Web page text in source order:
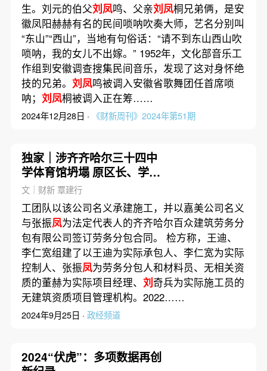
生。刘元的伯父刘凤鸣、父亲刘凤桐兄弟俩，是安
徽凤阳赫赫有名的民间唢呐吹奏大师，艺名分别叫
“东山”“西山”，当地有句俗话：“请不到东山西山吹
唢呐，我的女儿不出嫁。” 1952年，文化部音乐工
作组到安徽调查搜集民间音乐，发现了这对身怀绝
技的兄弟。 刘凤鸣被调入安徽省歌舞团任首席唢
呐； 刘凤桐被调入正在筹……
2024年12月28日 · 《财新周刊》2024年第51期
独家｜涉齐齐哈尔三十四中
学体育馆坍塌 原区长、学校
书记等14人被公诉
文｜财新 覃建行
工团队以该公司名义承建施工，并以嘉美公司名义
与张振凤为法定代表人的齐齐哈尔百众建筑劳务分
包有限公司签订劳务分包合同。 检方称，王迪、
李仁宽组建了以王迪为实际承包人、李仁宽为实际
控制人、张振凤为劳务分包人和材料员、无相关资
质的董赫为实际项目经理、 刘奇兵为实际施工员的
无建筑资质项目管理机构。2022……
2024年9月25日 · 政经频道
2024“伏虎”：多项数据再创